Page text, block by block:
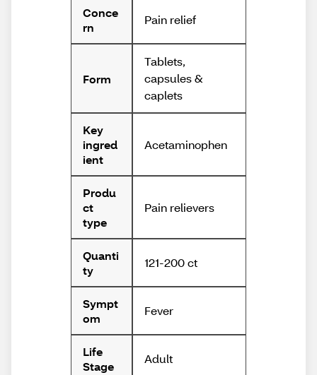
Conce
rn
Pain relief
Form
Tablets,
capsules &
caplets
Key
ingred
ient
Acetaminophen
Produ
ct
type
Pain relievers
Quanti
ty
121-200 ct
Sympt
om
Fever
Life
Stage
Adult